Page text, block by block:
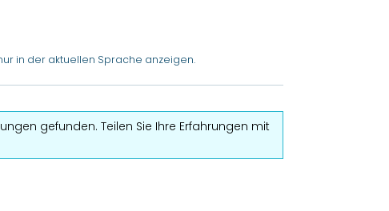
in der aktuellen Sprache anzeigen.
gefunden. Teilen Sie Ihre Erfahrungen mit